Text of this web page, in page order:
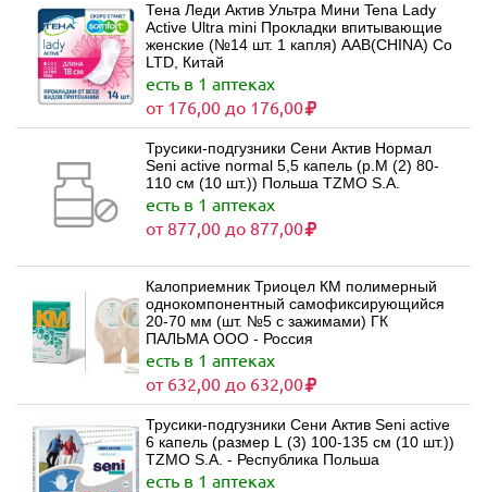
Тена Леди Актив Ультра Мини Tena Lady
Active Ultra mini Прокладки впитывающие
женские (№14 шт. 1 капля) AAB(CHINA) Co
LTD, Китай
есть в 1 аптеках
от 176,00 до 176,00
Трусики-подгузники Сени Актив Нормал
Seni active normal 5,5 капель (р.M (2) 80-
110 см (10 шт.)) Польша TZMO S.A.
есть в 1 аптеках
от 877,00 до 877,00
Калоприемник Триоцел КМ полимерный
однокомпонентный самофиксирующийся
20-70 мм (шт. №5 с зажимами) ГК
ПАЛЬМА ООО - Россия
есть в 1 аптеках
от 632,00 до 632,00
Трусики-подгузники Сени Актив Seni active
6 капель (размер L (3) 100-135 см (10 шт.))
TZMO S.A. - Республика Польша
есть в 1 аптеках